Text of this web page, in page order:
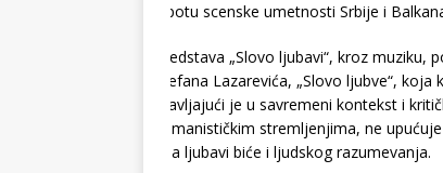
lepotu scenske umetnosti Srbije i
Predstava „Slovo ljubavi“, kroz
Stefana Lazarevića, „Slovo ljubve“,
Stavljajući je u savremeni kontekst i
humanističkim stremljenjima, ne
ima ljubavi biće i ljudskog razumevanja.